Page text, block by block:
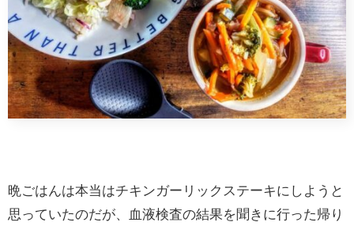
晩ごはんは本当はチキンガーリックステーキにしようと
思っていたのだが、血液検査の結果を聞きに行った帰り